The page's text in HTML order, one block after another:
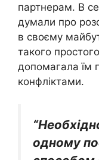
партнерам. В
думали про
в своєму
такого
допомагала їм
конфліктами.
одному